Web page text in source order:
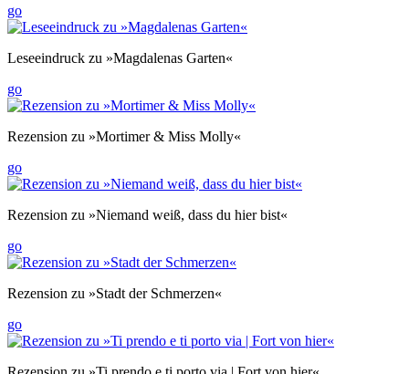
go
Leseeindruck zu »Magdalenas Garten«
go
Rezension zu »Mortimer & Miss Molly«
go
Rezension zu »Niemand weiß, dass du hier bist«
go
Rezension zu »Stadt der Schmerzen«
go